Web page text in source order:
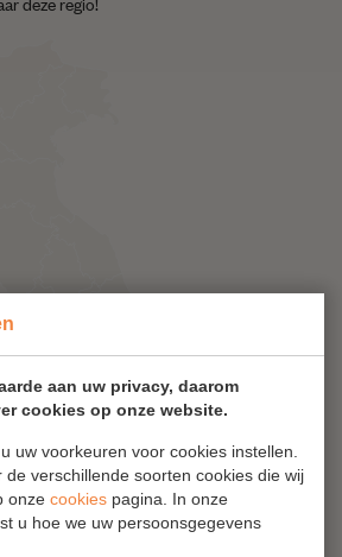
aan uw privacy, daarom
cookies op onze website.
uw voorkeuren voor cookies instellen.
de verschillende soorten cookies die wij
onze cookies pagina. In onze
u hoe we uw persoonsgegevens